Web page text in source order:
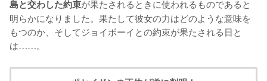
島と交わした約束が果たされるときに使われるものであると
明らかになりました。果たして彼女の力はどのような意味を
もつのか、そしてジョイボーイとの約束が果たされる日と
は……。